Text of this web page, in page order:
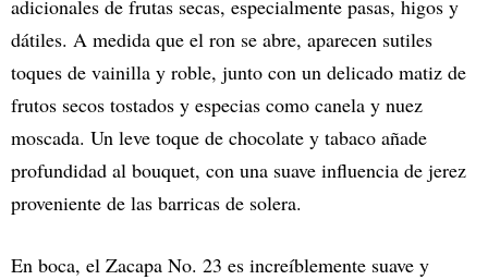
adicionales de frutas secas, especialmente pasas, higos y
dátiles. A medida que el ron se abre, aparecen sutiles
toques de vainilla y roble, junto con un delicado matiz de
frutos secos tostados y especias como canela y nuez
moscada. Un leve toque de chocolate y tabaco añade
profundidad al bouquet, con una suave influencia de jerez
proveniente de las barricas de solera.
En boca, el Zacapa No. 23 es increíblemente suave y